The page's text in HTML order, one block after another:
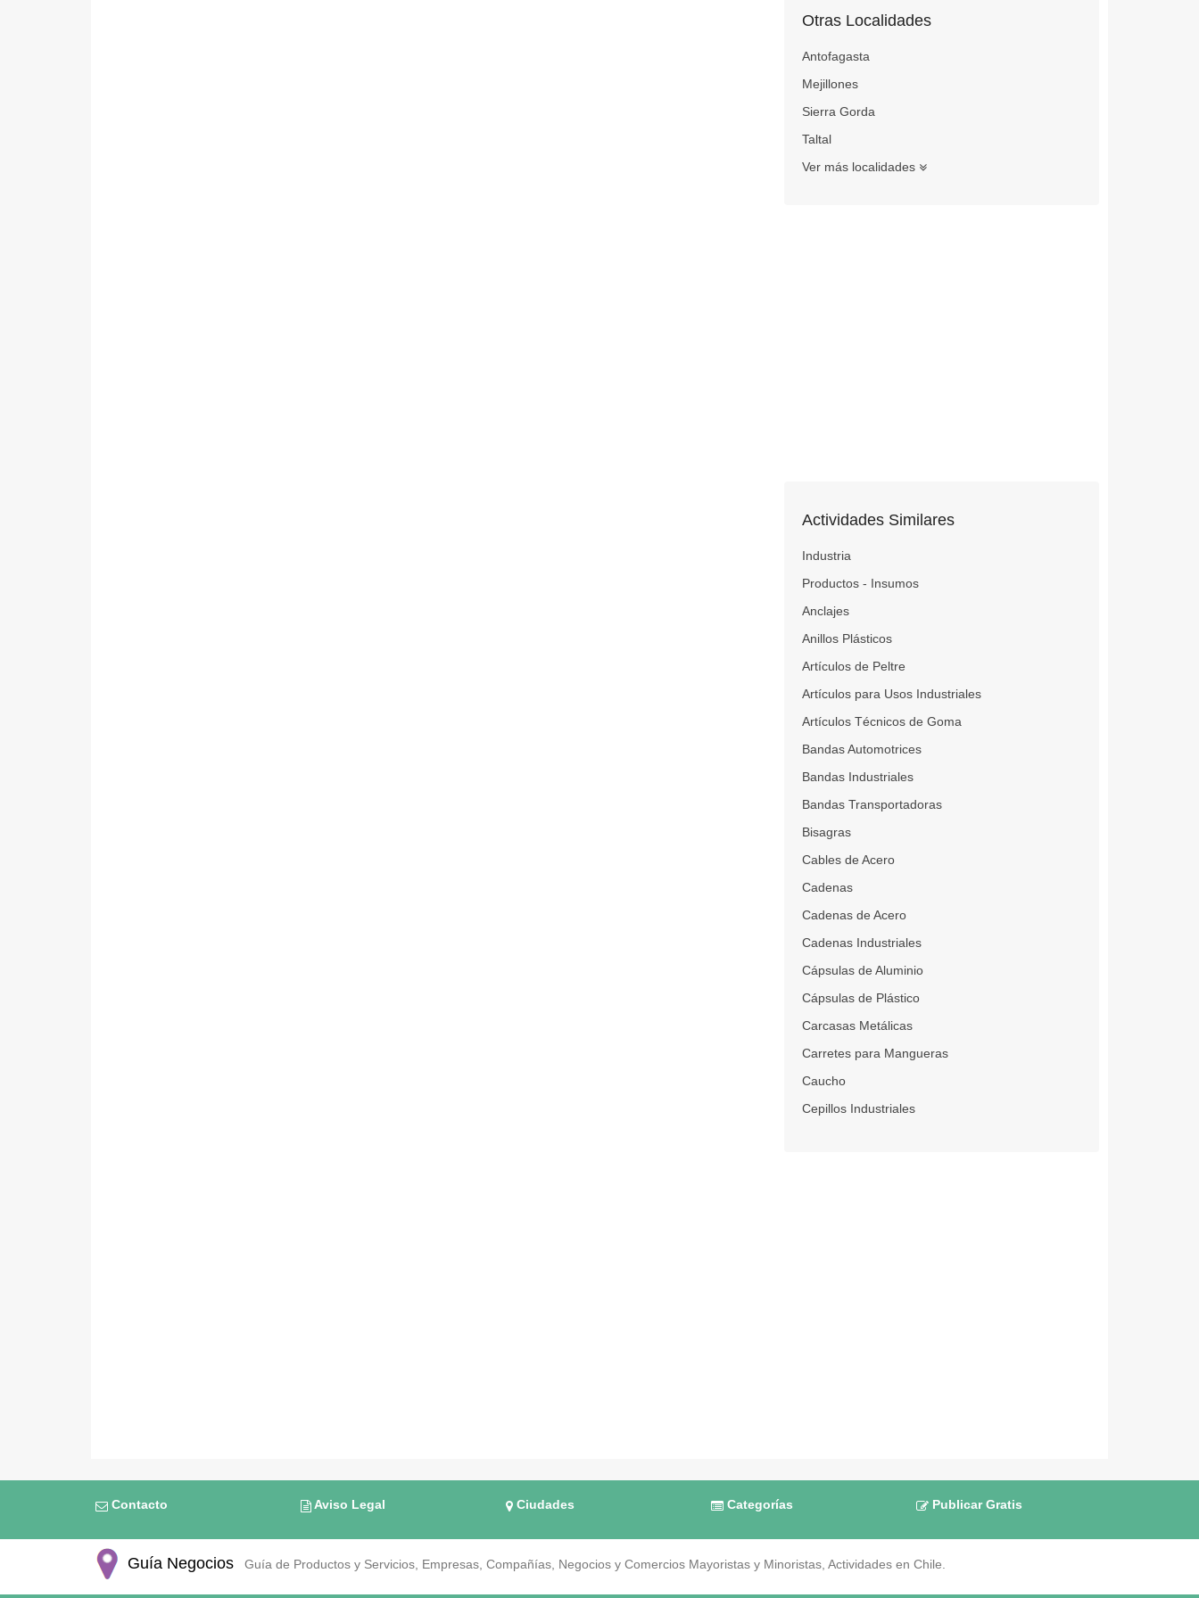
Otras Localidades
Antofagasta
Mejillones
Sierra Gorda
Taltal
Ver más localidades
Actividades Similares
Industria
Productos - Insumos
Anclajes
Anillos Plásticos
Artículos de Peltre
Artículos para Usos Industriales
Artículos Técnicos de Goma
Bandas Automotrices
Bandas Industriales
Bandas Transportadoras
Bisagras
Cables de Acero
Cadenas
Cadenas de Acero
Cadenas Industriales
Cápsulas de Aluminio
Cápsulas de Plástico
Carcasas Metálicas
Carretes para Mangueras
Caucho
Cepillos Industriales
Contacto Aviso Legal Ciudades Categorías Publicar Gratis
Guía Negocios Guía de Productos y Servicios, Empresas, Compañías, Negocios y Comercios Mayoristas y Minoristas, Actividades en Chile.